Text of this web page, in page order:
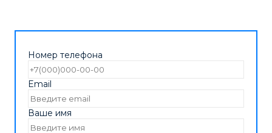
Номер телефона
Email
Ваше имя